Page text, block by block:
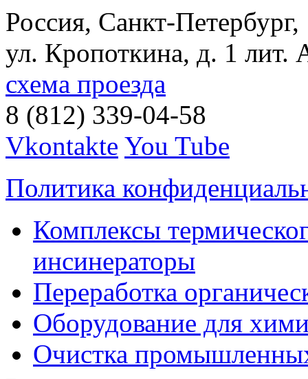
Россия, Санкт-Петербург,
ул. Кропоткина, д. 1 лит.
схема проезда
8 (812) 339-04-58
Vkontakte You Tube
Политика
Комплексы
инсинераторы
Переработка
Оборудование для
Очистка